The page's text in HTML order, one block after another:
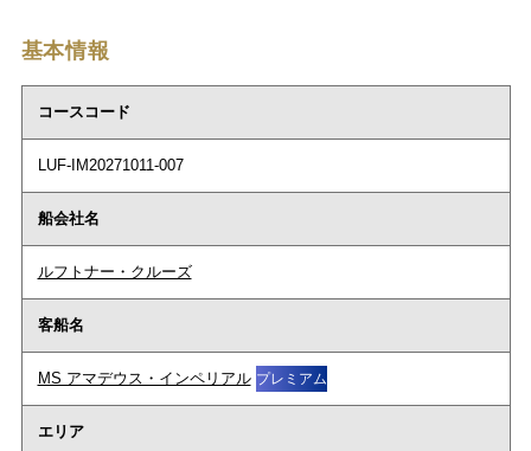
基本情報
コースコード
LUF-IM20271011-007
船会社名
ルフトナー・クルーズ
客船名
MS アマデウス・インペリアル プレミアム
エリア